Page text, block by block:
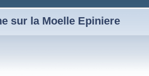
sur la Moelle Epiniere